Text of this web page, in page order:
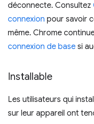
déconnecte. Consultez
connexion pour savoir
même. Chrome
connexion de base si
Installable
Les utilisateurs qui
sur leur appareil ont